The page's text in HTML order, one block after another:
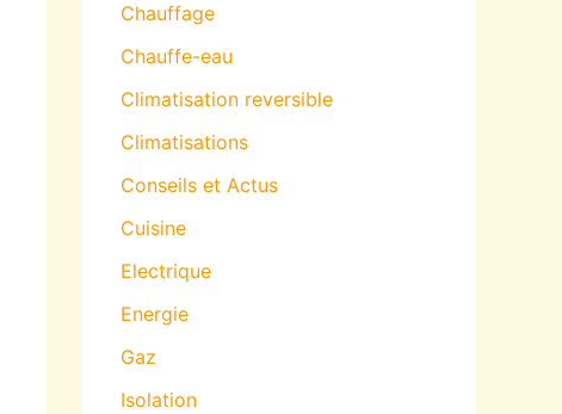
Chauffage
Chauffe-eau
Climatisation reversible
Climatisations
Conseils et Actus
Cuisine
Electrique
Energie
Gaz
Isolation